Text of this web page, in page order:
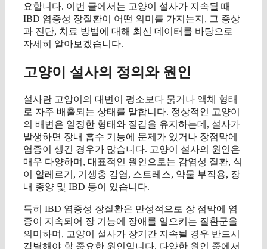
요합니다. 이번 글에서는 고양이 설사가 지속될 때
IBD 염증성 장질환이 어떤 의미를 가지는지, 그 증상
과 진단, 치료 방법에 대해 최신 데이터를 바탕으로
자세히 알아보겠습니다.
고양이 설사의 정의와 원인
설사란 고양이의 대변이 평소보다 묽거나 액체 형태
로 자주 배출되는 상태를 말합니다. 정상적인 고양이
의 배변은 일정한 형태와 질감을 유지하는데, 설사가
발생하면 장내 흡수 기능에 문제가 있거나 장점막에
염증이 생긴 경우가 많습니다. 고양이 설사의 원인은
매우 다양하며, 대표적인 원인으로는 감염성 질환, 식
이 알레르기, 기생충 감염, 스트레스, 약물 부작용, 장
내 종양 및 IBD 등이 있습니다.
특히 IBD 염증성 장질환은 만성적으로 장 점막에 염
증이 지속되어 장 기능에 장애를 일으키는 질환군을
의미하며, 고양이 설사가 장기간 지속될 경우 반드시
감별해야 할 중요한 원인입니다. 다양한 원인 중에서